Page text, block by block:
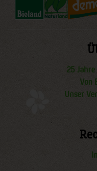
25
Von
Unser